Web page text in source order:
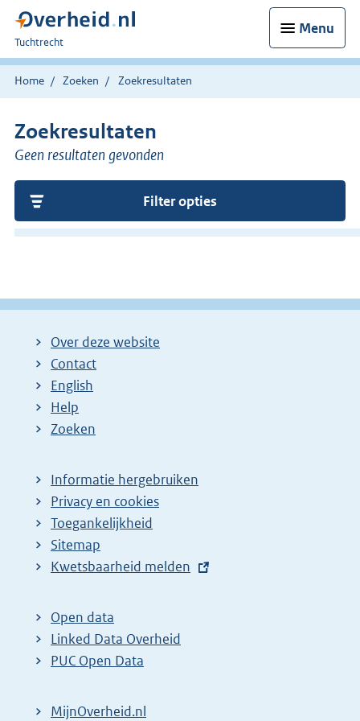
Menu
U
bent
hier:
Tuchtrecht
Home Zoeken Zoekresultaten
Zoekresultaten
Geen resultaten gevonden
Filter opties
Over deze website
Contact
English
Help
Zoeken
Informatie hergebruiken
Privacy en cookies
Toegankelijkheid
Sitemap
E
t
e
r
Kwetsbaarheid melden
Open data
Linked Data Overheid
PUC Open Data
MijnOverheid.nl